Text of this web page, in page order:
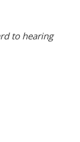
to hearing